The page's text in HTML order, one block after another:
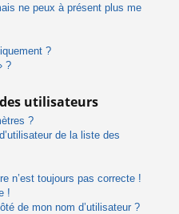
ne peux à présent plus me
?
?
utilisateurs
?
de la liste des
n’est toujours pas correcte !
!
de mon nom d’utilisateur ?